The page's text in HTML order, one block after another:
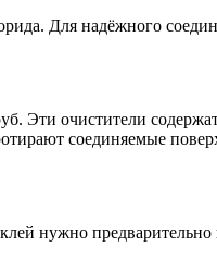
Для надёжного
Эти очистители
соединяемые
нужно